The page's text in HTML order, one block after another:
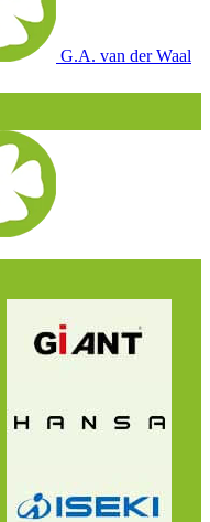
G.A. van der Waal